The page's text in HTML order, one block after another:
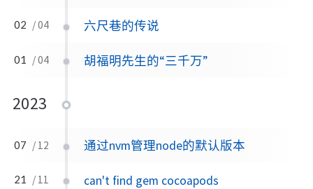
02 / 04 六尺巷的传说
01 / 04 胡福明先生的“三千万”
2023
07 / 12 通过nvm管理node的默认版本
21 / 11 can't find gem cocoapods